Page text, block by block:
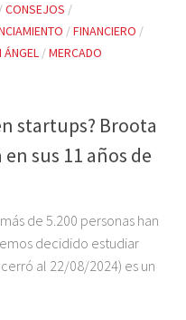
/CONSEJOS /
/FINANCIERO /
ÁNGEL /MERCADO
startups? Broota
sus 11 años de
de 5.200 personas han
decidido estudiar
al 22/08/2024) es un